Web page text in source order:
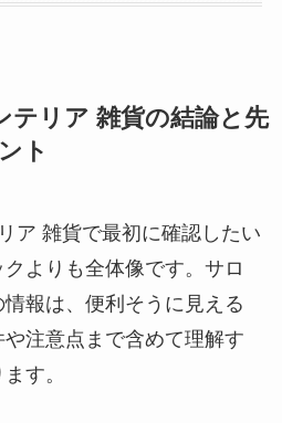
テリア 雑貨の結論と先
ト
ア 雑貨で最初に確認したい
よりも全体像です。サロ
報は、便利そうに見える
注意点まで含めて理解す
す。